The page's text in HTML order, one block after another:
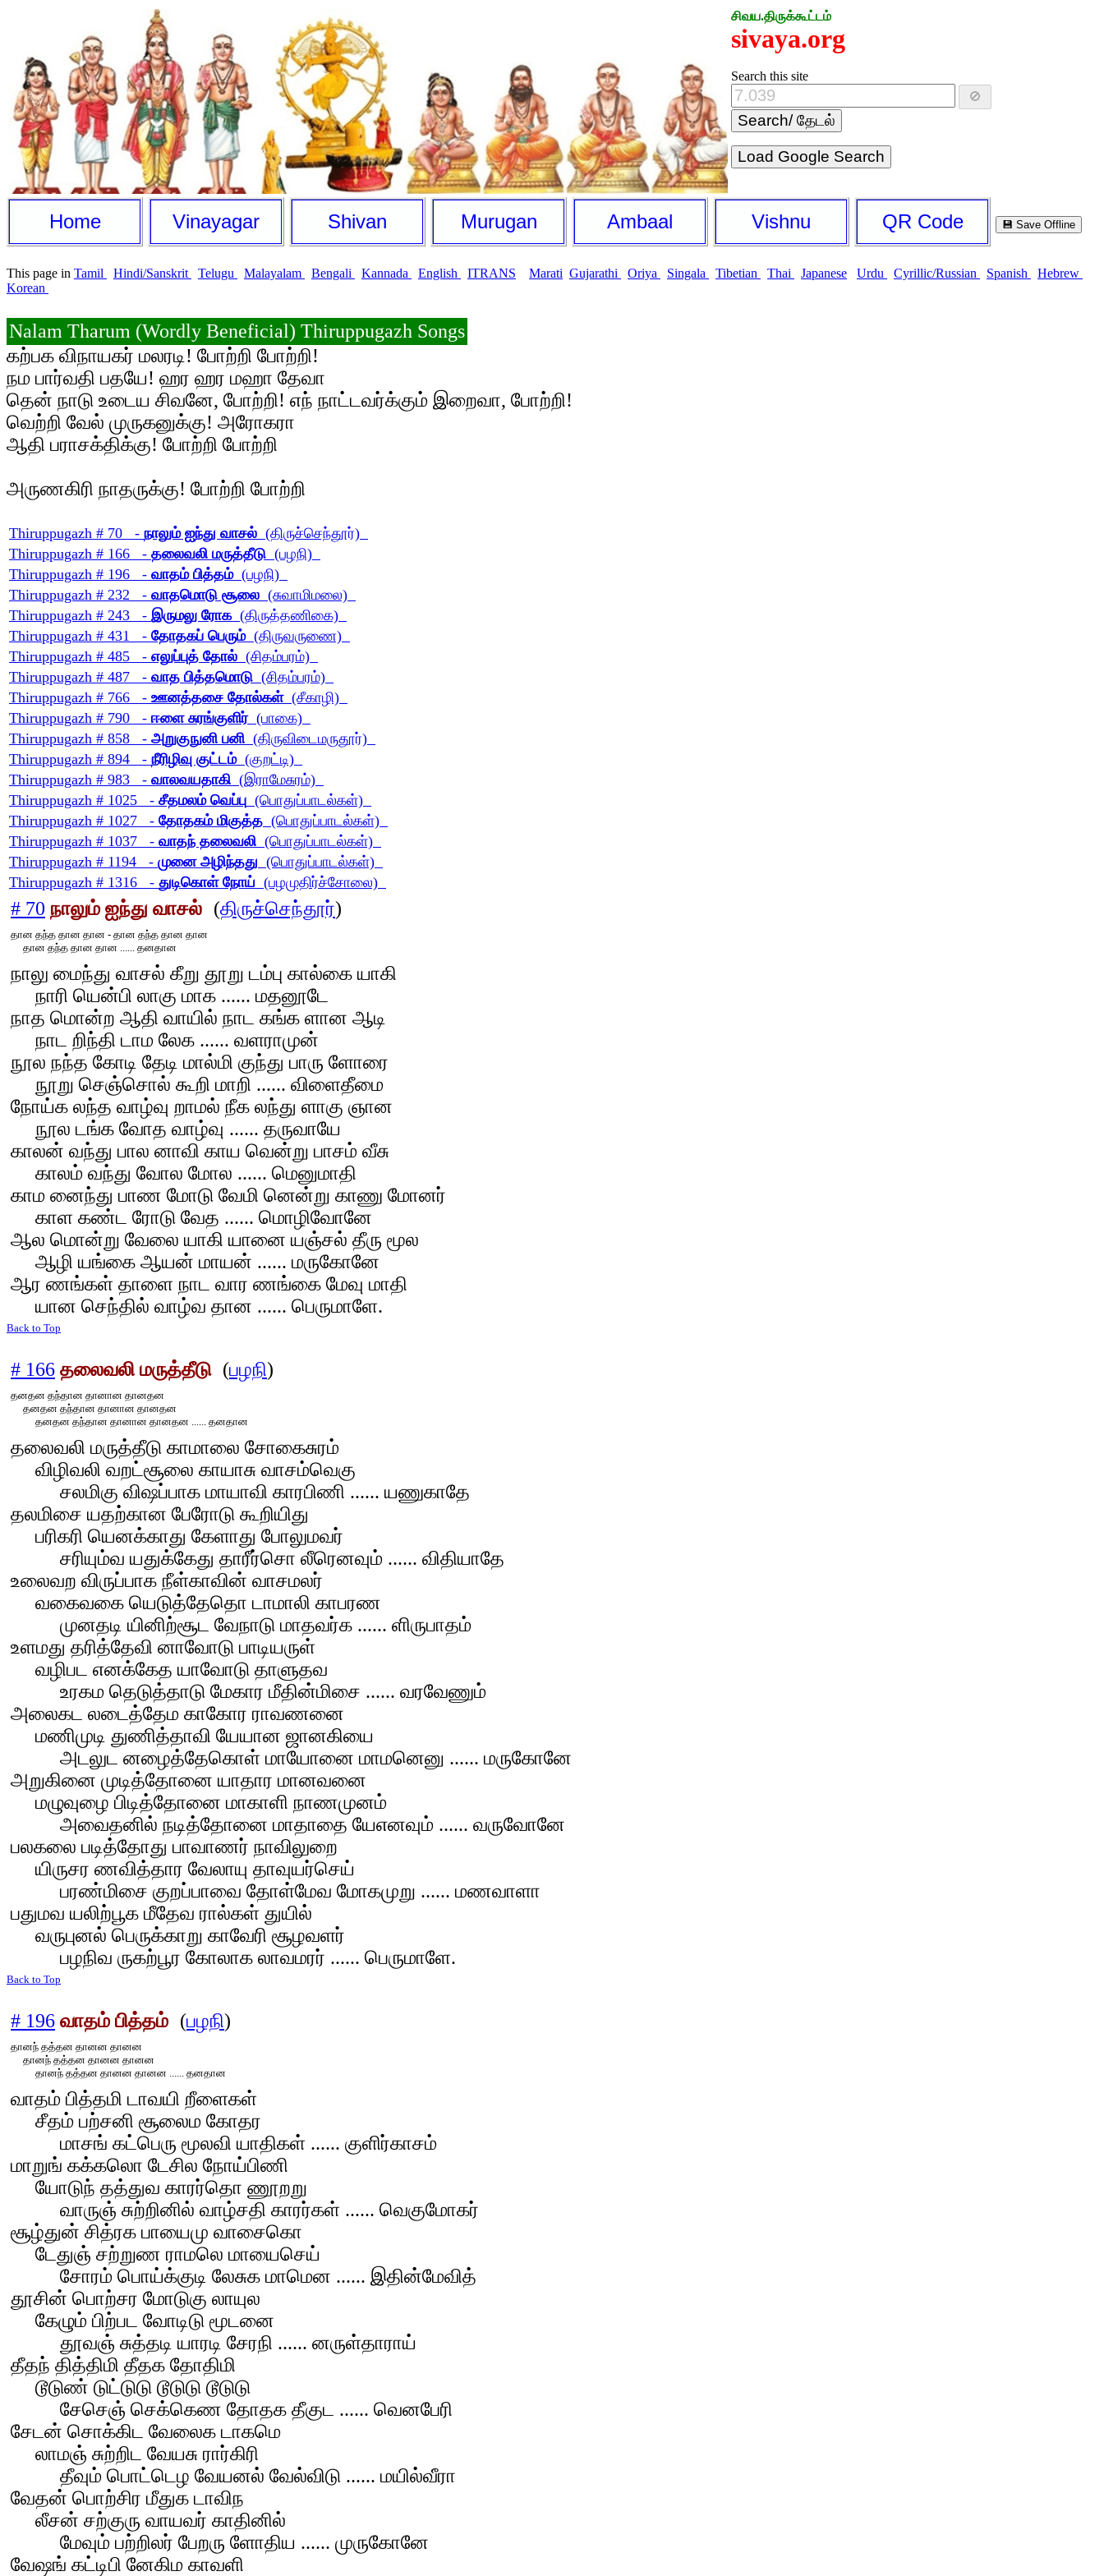
சிவய.திருக்கூட்டம்
sivaya.org
Search this site
🚫
Load Google Search
Home Vinayagar Shivan Murugan Ambaal Vishnu QR Code 💾 Save Offline
This page in Tamil Hindi/Sanskrit Telugu Malayalam Bengali Kannada English ITRANS Marati Gujarathi Oriya Singala Tibetian Thai Japanese Urdu Cyrillic/Russian Spanish
Hebrew
Korean
Nalam Tharum (Wordly Beneficial) Thiruppugazh Songs
கற்பக விநாயகர் மலரடி! போற்றி போற்றி!
நம பார்வதி பதயே! ஹர ஹர மஹா தேவா
தென் நாடு உடைய சிவனே, போற்றி! எந் நாட்டவர்க்கும் இறைவா, போற்றி!
வெற்றி வேல் முருகனுக்கு! அரோகரா
ஆதி பராசக்திக்கு! போற்றி போற்றி
அருணகிரி நாதருக்கு! போற்றி போற்றி
Thiruppugazh # 70 - நாலும் ஐந்து வாசல் (திருச்செந்தூர்)
Thiruppugazh # 166 - தலைவலி மருத்தீடு (பழநி)
Thiruppugazh # 196 - வாதம் பித்தம்(பழநி)
Thiruppugazh # 232 - வாதமொடு சூலை (சுவாமிமலை)
Thiruppugazh # 243 - இருமலு ரோக(திருத்தணிகை)
Thiruppugazh # 431 - தோதகப் பெரும்(திருவருணை)
Thiruppugazh # 485 - எலுப்புத் தோல் (சிதம்பரம்)
Thiruppugazh # 487 - வாத பித்தமொடு (சிதம்பரம்)
Thiruppugazh # 766 - ஊனத்தசை தோல்கள்(சீகாழி)
Thiruppugazh # 790 - ஈளை சுரங்குளிர்(பாகை)
Thiruppugazh # 858 - அறுகுநுனி பனி (திருவிடைமருதூர்)
Thiruppugazh # 894 - நீரிழிவு குட்டம்(குறட்டி)
Thiruppugazh # 983 - வாலவயதாகி (இராமேசுரம்)
Thiruppugazh # 1025 - சீதமலம் வெப்பு (பொதுப்பாடல்கள்)
Thiruppugazh # 1027 - தோதகம் மிகுத்த (பொதுப்பாடல்கள்)
Thiruppugazh # 1037 - வாதந் தலைவலி (பொதுப்பாடல்கள்)
Thiruppugazh # 1194 - முனை அழிந்தது (பொதுப்பாடல்கள்)
Thiruppugazh # 1316 - துடிகொள் நோய் (பழமுதிர்ச்சோலை)
# 70 நாலும் ஐந்து வாசல் (திருச்செந்தூர்)
தான தந்த தான தான - தான தந்த தான தான
தான தந்த தான தான ...... தனதான
நாலு மைந்து வாசல் கீறு தூறு டம்பு கால்கை யாகி
நாரி யென்பி லாகு மாக ...... மதனூடே
நாத மொன்ற ஆதி வாயில் நாட கங்க ளான ஆடி
நாட றிந்தி டாம லேக ...... வளராமுன்
நூல நந்த கோடி தேடி மால்மி குந்து பாரு ளோரை
நூறு செஞ்சொல் கூறி மாறி ...... விளைதீமை
நோய்க லந்த வாழ்வு றாமல் நீக லந்து ளாகு ஞான
நூல டங்க வோத வாழ்வு ...... தருவாயே
காலன் வந்து பால னாவி காய வென்று பாசம் வீசு
காலம் வந்து வோல மோல ...... மெனுமாதி
காம னைந்து பாண மோடு வேமி னென்று காணு மோனர்
காள கண்ட ரோடு வேத ...... மொழிவோனே
ஆல மொன்று வேலை யாகி யானை யஞ்சல் தீரு மூல
ஆழி யங்கை ஆயன் மாயன் ...... மருகோனே
ஆர ணங்கள் தாளை நாட வார ணங்கை மேவு மாதி
யான செந்தில் வாழ்வ தான ...... பெருமாளே.
Back to Top
# 166 தலைவலி மருத்தீடு (பழநி)
தனதன தந்தான தானான தானதன
தனதன தந்தான தானான தானதன
தனதன தந்தான தானான தானதன ...... தனதான
தலைவலி மருத்தீடு காமாலை சோகைசுரம்
விழிவலி வறட்சூலை காயாசு வாசம்வெகு
சலமிகு விஷப்பாக மாயாவி காரபிணி ...... யணுகாதே
தலமிசை யதற்கான பேரோடு கூறியிது
பரிகரி யெனக்காது கேளாது போலுமவர்
சரியும்வ யதுக்கேது தாரீர்சொ லீரெனவும் ...... விதியாதே
உலைவற விருப்பாக நீள்காவின் வாசமலர்
வகைவகை யெடுத்தேதொ டாமாலி காபரண
முனதடி யினிற்சூட வேநாடு மாதவர்க ...... ளிருபாதம்
உளமது தரித்தேவி னாவோடு பாடியருள்
வழிபட எனக்கேத யாவோடு தாளுதவ
உரகம தெடுத்தாடு மேகார மீதின்மிசை ...... வரவேணும்
அலைகட லடைத்தேம காகோர ராவணனை
மணிமுடி துணித்தாவி யேயான ஜானகியை
அடலுட னழைத்தேகொள் மாயோனை மாமனெனு ...... மருகோனே
அறுகினை முடித்தோனை யாதார மானவனை
மழுவுழை பிடித்தோனை மாகாளி நாணமுனம்
அவைதனில் நடித்தோனை மாதாதை யேஎனவும் ...... வருவோனே
பலகலை படித்தோது பாவாணர் நாவிலுறை
யிருசர ணவித்தார வேலாயு தாவுயர்செய்
பரண்மிசை குறப்பாவை தோள்மேவ மோகமுறு ...... மணவாளா
பதுமவ யலிற்பூக மீதேவ ரால்கள் துயில்
வருபுனல் பெருக்காறு காவேரி சூழவளர்
பழநிவ ருகற்பூர கோலாக லாவமரர் ...... பெருமாளே.
Back to Top
# 196 வாதம் பித்தம் (பழநி)
தானந் தத்தன தானன தானன
தானந் தத்தன தானன தானன
தானந் தத்தன தானன தானன ...... தனதான
வாதம் பித்தமி டாவயி றீளைகள்
சீதம் பற்சனி சூலைம கோதர
மாசங் கட்பெரு மூலவி யாதிகள் ...... குளிர்காசம்
மாறுங் கக்கலொ டேசில நோய்பிணி
யோடுந் தத்துவ காரர்தொ ணூறறு
வாருஞ் சுற்றினில் வாழ்சதி காரர்கள் ...... வெகுமோகர்
சூழ்துன் சித்ரக பாயைமு வாசைகொ
டேதுஞ் சற்றுண ராமலெ மாயைசெய்
சோரம் பொய்க்குடி லேசுக மாமென ...... இதின்மேவித்
தூசின் பொற்சர மோடுகு லாயுல
கேழும் பிற்பட வோடிடு மூடனை
தூவஞ் சுத்தடி யாரடி சேரநி ...... னருள்தாராய்
தீதந் தித்திமி தீதக தோதிமி
டூடுண் டுட்டுடு டூடுடு டூடுடு
சேசெஞ் செக்கெண தோதக தீகுட ...... வெனபேரி
சேடன் சொக்கிட வேலைக டாகமெ
லாமஞ் சுற்றிட வேயசு ரார்கிரி
தீவும் பொட்டெழ வேயனல் வேல்விடு ...... மயில்வீரா
வேதன் பொற்சிர மீதுக டாவிந
லீசன் சற்குரு வாயவர் காதினில்
மேவும் பற்றிலர் பேறரு ளோதிய ...... முருகோனே
வேஷங் கட்டிபி னேகிம காவளி